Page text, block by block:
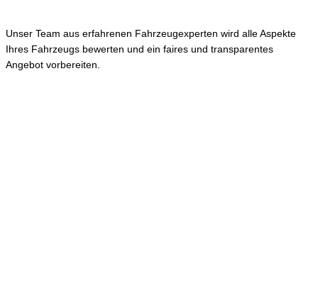
Unser Team aus erfahrenen Fahrzeugexperten wird alle Aspekte
Ihres Fahrzeugs bewerten und ein faires und transparentes
Angebot vorbereiten.